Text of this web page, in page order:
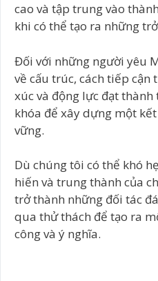
cao và tập trung vào
khi có thể tạo ra những
Đối với những người yêu
về cấu trúc, cách tiếp cận
xúc và động lực đạt
khóa để xây dựng một
vững.
Dù chúng tôi có thể khó
hiến và trung thành của
trở thành những đối tác
qua thử thách để tạo ra
công và ý nghĩa.